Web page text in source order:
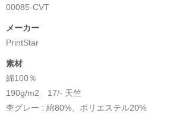
00085-CVT
メーカー
PrintStar
素材
綿100％
190g/m2 17/- 天竺
杢グレー : 綿80%、ポリエステル20%